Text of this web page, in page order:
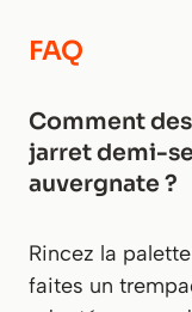
FAQ
Comment
jarret demi-
auvergnate ?
Rincez la
faites un